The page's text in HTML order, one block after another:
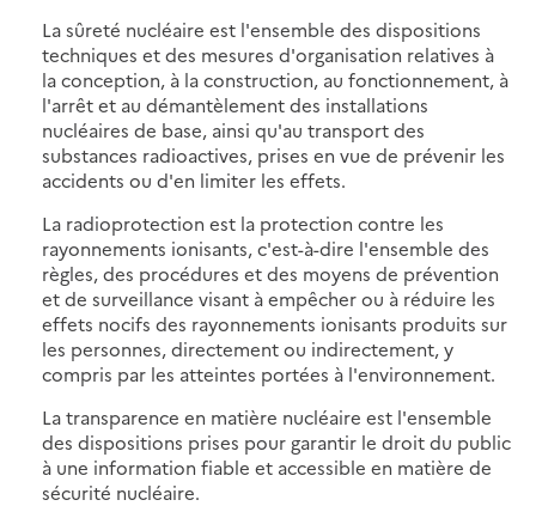
La sûreté nucléaire est l'ensemble des dispositions
techniques et des mesures d'organisation relatives à
la conception, à la construction, au fonctionnement, à
l'arrêt et au démantèlement des installations
nucléaires de base, ainsi qu'au transport des
substances radioactives, prises en vue de prévenir les
accidents ou d'en limiter les effets.
La radioprotection est la protection contre les
rayonnements ionisants, c'est-à-dire l'ensemble des
règles, des procédures et des moyens de prévention
et de surveillance visant à empêcher ou à réduire les
effets nocifs des rayonnements ionisants produits sur
les personnes, directement ou indirectement, y
compris par les atteintes portées à l'environnement.
La transparence en matière nucléaire est l'ensemble
des dispositions prises pour garantir le droit du public
à une information fiable et accessible en matière de
sécurité nucléaire.